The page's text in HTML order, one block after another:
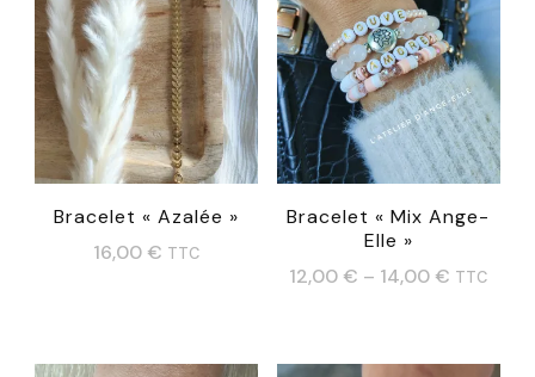
Bracelet « Azalée »
16,00 € TTC
Bracelet « Mix Ange-
Elle »
12,00 € – 14,00 € TTC